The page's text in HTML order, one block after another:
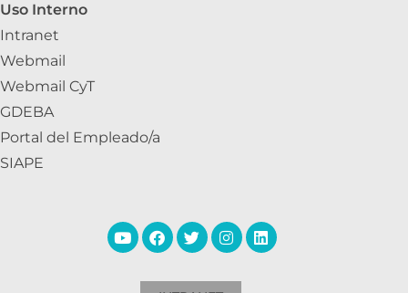
Uso Interno
Intranet
Webmail
Webmail CyT
GDEBA
Portal del Empleado/a
SIAPE